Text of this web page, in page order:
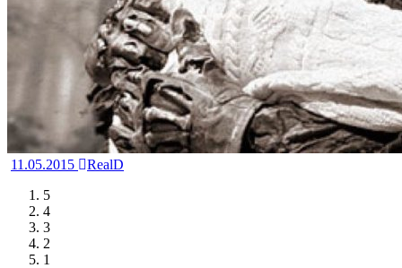
11.05.2015
RealD
5
4
3
2
1